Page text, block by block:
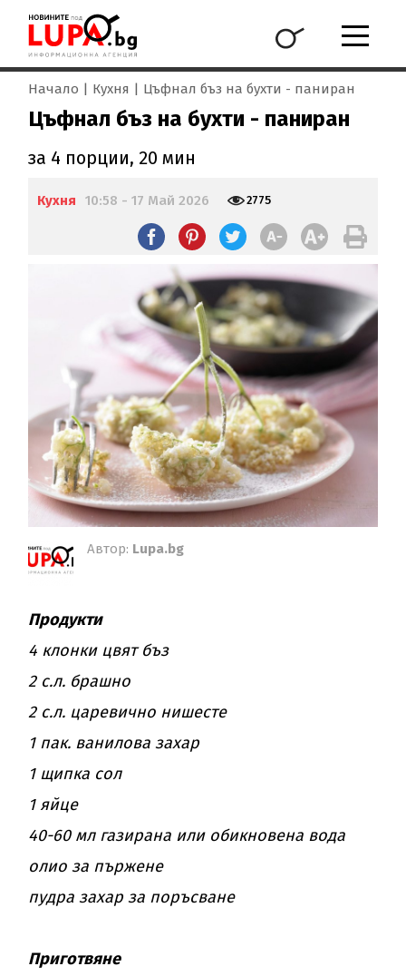
Начало Кухня Цъфнал бъз на бухти - паниран
Цъфнал бъз на бухти - паниран
за 4 порции, 20 мин
Кухня 10:58 - 17 Май 2026 2775
Автор: Lupa.bg
Продукти
4 клонки цвят бъз
2 с.л. брашно
2 с.л. царевично нишесте
1 пак. ванилова захар
1 щипка сол
1 яйце
40-60 мл газирана или обикновена вода
олио за пържене
пудра захар за поръсване
Приготвяне